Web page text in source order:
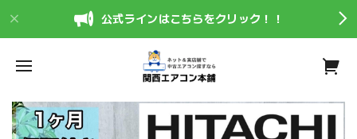
公式ラインはこちらをクリック！！